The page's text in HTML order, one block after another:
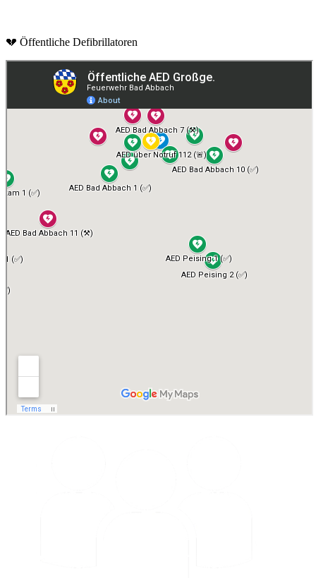
💔 Öffentliche Defibrillatoren